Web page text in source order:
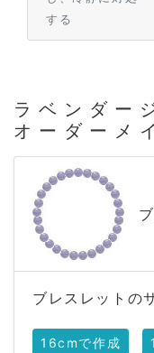
する
ラベンダー
オーダーメ
ブレスレットの
16cmで作成